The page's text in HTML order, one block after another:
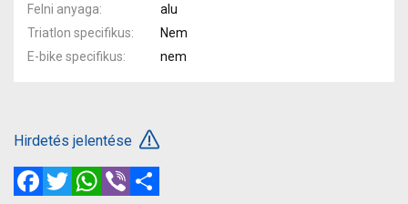
Felni anyaga
alu
Triatlon specifikus
Nem
E-bike specifikus
nem
Hirdetés jelentése
FacebookTwitterWhatsApp
Viber